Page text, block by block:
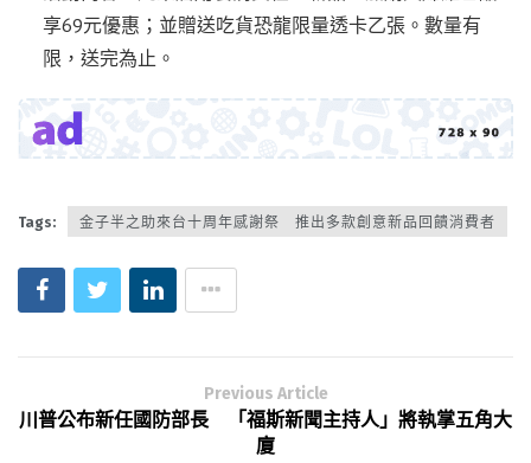
享69元優惠；並贈送吃貨恐龍限量透卡乙張。數量有
限，送完為止。
Tags: 金子半之助來台十周年感謝祭 推出多款創意新品回饋消費者
Previous Article
川普公布新任國防部長 「福斯新聞主持人」將執掌五角大
廈